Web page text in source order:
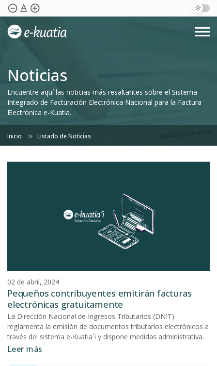
Saltar al contenido principal
remove_circle_outline text_format add_circle_outline
Consulta De Comprobantes
Preguntas Frecuentes
Contáctenos
Portal DNIT
Noticias
Encuentre aquí las noticias más resaltantes sobre el Sistema
Integrado de Facturación Electrónica Nacional para la Factura
Electrónica e-Kuatia.
Inicio Listado de Noticias
02 de abril, 2024
Pequeños contribuyentes emitirán facturas
electrónicas gratuitamente
La Dirección Nacional de Ingresos Tributarios (DNIT)
reglamenta la emisión de documentos tributarios electrónicos a
través del sistema e-Kuatia´i y dispone medidas administrativas
para su implementación. Para el efecto, publicó la Resolución
Leer más